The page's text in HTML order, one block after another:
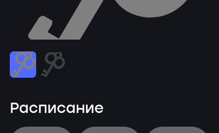
Расписание